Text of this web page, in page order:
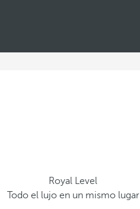
Royal Level
Todo el lujo en un mismo lugar